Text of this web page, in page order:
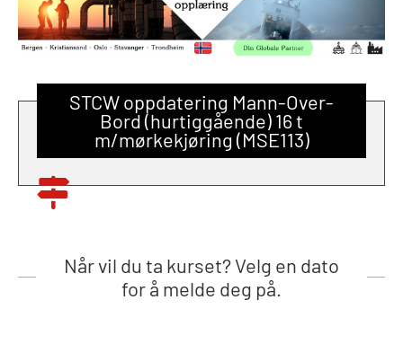
STCW oppdatering Mann-Over-
Bord (hurtiggående) 16 t
m/mørkekjøring (MSE113)
Når vil du ta kurset? Velg en dato
for å melde deg på.